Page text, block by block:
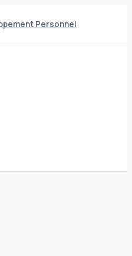
Personnel